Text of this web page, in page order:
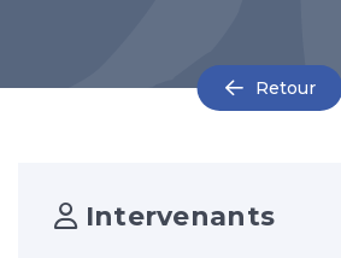
Retour
Intervenants